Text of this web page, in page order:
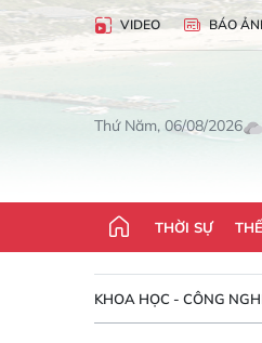
VIDEO BÁO
Thứ Năm, 06/08/2026
THỜI SỰ
KHOA HỌC - CÔNG